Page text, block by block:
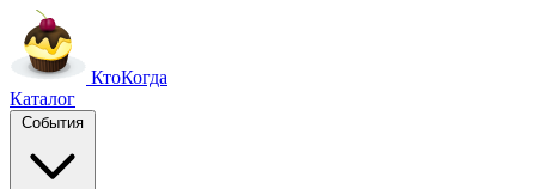
КтоКогда
Каталог
События